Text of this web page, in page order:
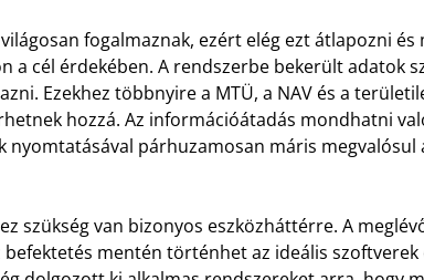
fogalmaznak, ezért elég ezt átlapozni
a cél érdekében. A rendszerbe bekerült adatok
Ezekhez többnyire a MTÜ, a NAV és a
hozzá. Az információátadás mondhatni
nyomtatásával párhuzamosan máris megvalósul
szükség van bizonyos eszközháttérre. A
befektetés mentén történhet az ideális szoftverek